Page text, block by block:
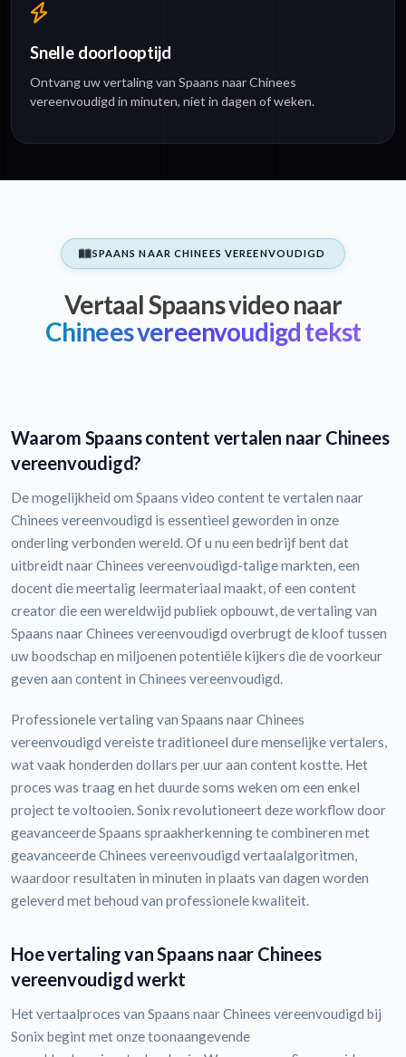
Snelle doorlooptijd
Ontvang uw vertaling van Spaans naar Chinees
vereenvoudigd in minuten, niet in dagen of weken.
SPAANS NAAR CHINEES VEREENVOUDIGD
Vertaal Spaans video naar
Chinees vereenvoudigd tekst
Waarom Spaans content vertalen naar Chinees
vereenvoudigd?
De mogelijkheid om Spaans video content te vertalen naar
Chinees vereenvoudigd is essentieel geworden in onze
onderling verbonden wereld. Of u nu een bedrijf bent dat
uitbreidt naar Chinees vereenvoudigd-talige markten, een
docent die meertalig leermateriaal maakt, of een content
creator die een wereldwijd publiek opbouwt, de vertaling van
Spaans naar Chinees vereenvoudigd overbrugt de kloof tussen
uw boodschap en miljoenen potentiële kijkers die de voorkeur
geven aan content in Chinees vereenvoudigd.
Professionele vertaling van Spaans naar Chinees
vereenvoudigd vereiste traditioneel dure menselijke vertalers,
wat vaak honderden dollars per uur aan content kostte. Het
proces was traag en het duurde soms weken om een enkel
project te voltooien. Sonix revolutioneert deze workflow door
geavanceerde Spaans spraakherkenning te combineren met
geavanceerde Chinees vereenvoudigd vertaalalgoritmen,
waardoor resultaten in minuten in plaats van dagen worden
geleverd met behoud van professionele kwaliteit.
Hoe vertaling van Spaans naar Chinees
vereenvoudigd werkt
Het vertaalproces van Spaans naar Chinees vereenvoudigd bij
Sonix begint met onze toonaangevende